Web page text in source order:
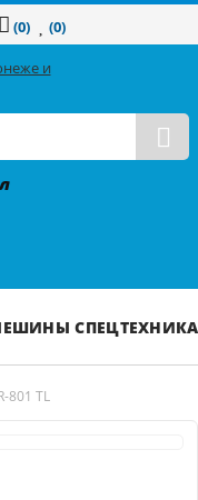
(0) (0)
ШИНЫ СПЕЦТЕХНИКА
801 TL